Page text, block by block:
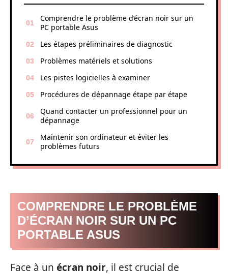
Comprendre le problème d’écran noir sur un
PC portable Asus
Les étapes préliminaires de diagnostic
Problèmes matériels et solutions
Les pistes logicielles à examiner
Procédures de dépannage étape par étape
Quand contacter un professionnel pour un
dépannage
Maintenir son ordinateur et éviter les
problèmes futurs
COMPRENDRE LE PROBLÈME
D’ÉCRAN NOIR SUR UN PC
PORTABLE ASUS
Face à un écran noir, il est crucial de